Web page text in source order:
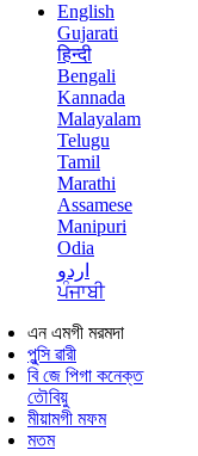
English
Gujarati
हिन्दी
Bengali
Kannada
Malayalam
Telugu
Tamil
Marathi
Assamese
Manipuri
Odia
اردو
ਪੰਜਾਬੀ
এন এমগী মরমদা
পুন্সি ৱারী
বি জে পিগা কনেক্ত
তৌবিয়ু
মীয়ামগী মফম
মতম